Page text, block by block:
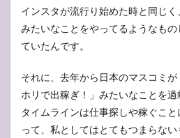
インスタが流行り始めた時と同じ
みたいなことをやってるようなも
ていたんです。
それに、去年から日本のマスコミ
ホリで出稼ぎ！」みたいなことを過
タイムラインは仕事探しや稼ぐこ
って、私としてはとてもつまらない